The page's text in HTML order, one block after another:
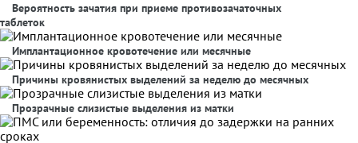
Вероятность зачатия при приеме противозачаточных
таблеток
Имплантационное кровотечение или месячные
Причины кровянистых выделений за неделю до месячных
Прозрачные слизистые выделения из матки